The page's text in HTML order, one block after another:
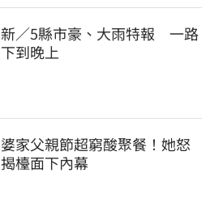
新／5縣市豪、大雨特報　一路
下到晚上
婆家父親節超窮酸聚餐！她怒
揭檯面下內幕